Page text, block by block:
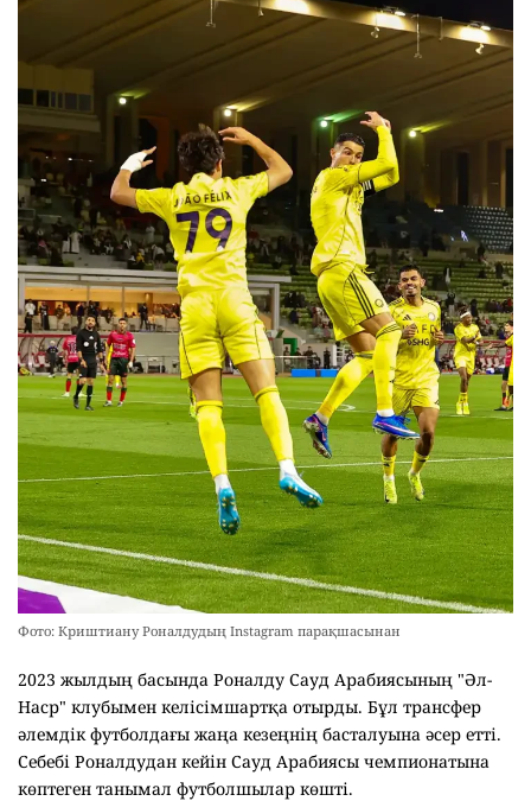
Фото: Криштиану Роналдудың Instagram парақшасынан
2023 жылдың басында Роналду Сауд Арабиясының "Әл-
Наср" клубымен келісімшартқа отырды. Бұл трансфер
әлемдік футболдағы жаңа кезеңнің басталуына әсер етті.
Себебі Роналдудан кейін Сауд Арабиясы чемпионатына
көптеген танымал футболшылар көшті.